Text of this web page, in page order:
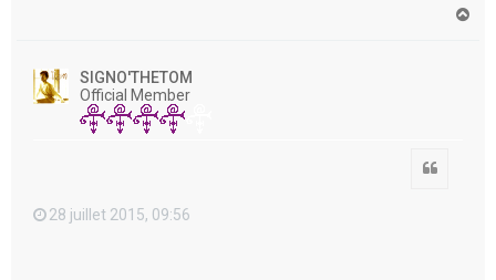
SIGNO'THETOM
Official Member
28 juillet 2015, 09:56